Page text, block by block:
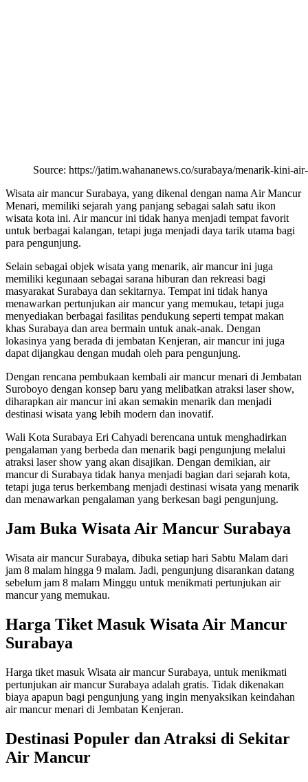
Source: https://jatim.wahananews.co/surabaya/menarik-kini-
Wisata air mancur Surabaya, yang dikenal dengan nama Air Mancur
Menari, memiliki sejarah yang panjang sebagai salah satu ikon
wisata kota ini. Air mancur ini tidak hanya menjadi tempat favorit
untuk berbagai kalangan, tetapi juga menjadi daya tarik utama bagi
para pengunjung.
Selain sebagai objek wisata yang menarik, air mancur ini juga
memiliki kegunaan sebagai sarana hiburan dan rekreasi bagi
masyarakat Surabaya dan sekitarnya. Tempat ini tidak hanya
menawarkan pertunjukan air mancur yang memukau, tetapi juga
menyediakan berbagai fasilitas pendukung seperti tempat makan
khas Surabaya dan area bermain untuk anak-anak. Dengan
lokasinya yang berada di jembatan Kenjeran, air mancur ini juga
dapat dijangkau dengan mudah oleh para pengunjung.
Dengan rencana pembukaan kembali air mancur menari di Jembatan
Suroboyo dengan konsep baru yang melibatkan atraksi laser show,
diharapkan air mancur ini akan semakin menarik dan menjadi
destinasi wisata yang lebih modern dan inovatif.
Wali Kota Surabaya Eri Cahyadi berencana untuk menghadirkan
pengalaman yang berbeda dan menarik bagi pengunjung melalui
atraksi laser show yang akan disajikan. Dengan demikian, air
mancur di Surabaya tidak hanya menjadi bagian dari sejarah kota,
tetapi juga terus berkembang menjadi destinasi wisata yang menarik
dan menawarkan pengalaman yang berkesan bagi pengunjung.
Jam Buka Wisata Air Mancur Surabaya
Wisata air mancur Surabaya, dibuka setiap hari Sabtu Malam dari
jam 8 malam hingga 9 malam. Jadi, pengunjung disarankan datang
sebelum jam 8 malam Minggu untuk menikmati pertunjukan air
mancur yang memukau.
Harga Tiket Masuk Wisata Air Mancur
Surabaya
Harga tiket masuk Wisata air mancur Surabaya, untuk menikmati
pertunjukan air mancur Surabaya adalah gratis. Tidak dikenakan
biaya apapun bagi pengunjung yang ingin menyaksikan keindahan
air mancur menari di Jembatan Kenjeran.
Destinasi Populer dan Atraksi di Sekitar
Air Mancur